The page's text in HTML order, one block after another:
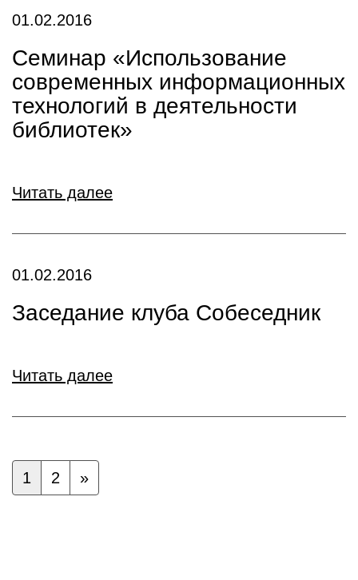
01.02.2016
Семинар «Использование
современных информационных
технологий в деятельности
библиотек»
Читать далее
01.02.2016
Заседание клуба Собеседник
Читать далее
1 2 »